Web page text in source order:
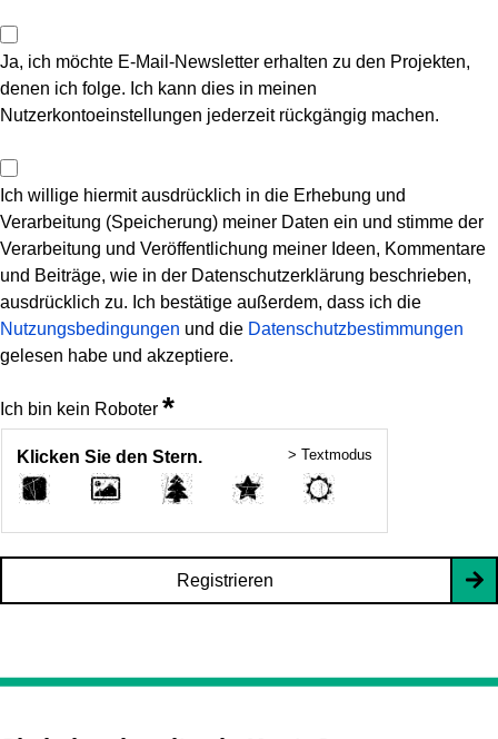
Ja, ich möchte E-Mail-Newsletter erhalten zu den Projekten,
denen ich folge. Ich kann dies in meinen
Nutzerkontoeinstellungen jederzeit rückgängig machen.
Ich willige hiermit ausdrücklich in die Erhebung und
Verarbeitung (Speicherung) meiner Daten ein und stimme der
Verarbeitung und Veröffentlichung meiner Ideen, Kommentare
und Beiträge, wie in der Datenschutzerklärung beschrieben,
ausdrücklich zu. Ich bestätige außerdem, dass ich die
Nutzungsbedingungen und die Datenschutzbestimmungen
gelesen habe und akzeptiere.
Ich bin kein Roboter *
Klicken Sie den Stern. > Textmodus
Registrieren